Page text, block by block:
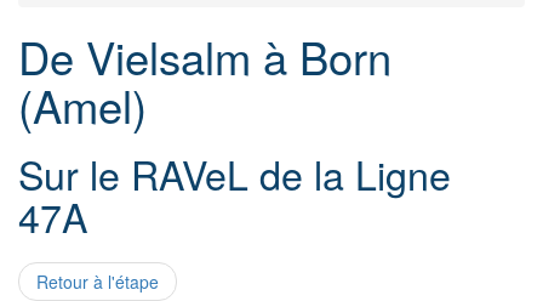
De Vielsalm à Born
(Amel)
Sur le RAVeL de la Ligne
47A
Retour à l'étape